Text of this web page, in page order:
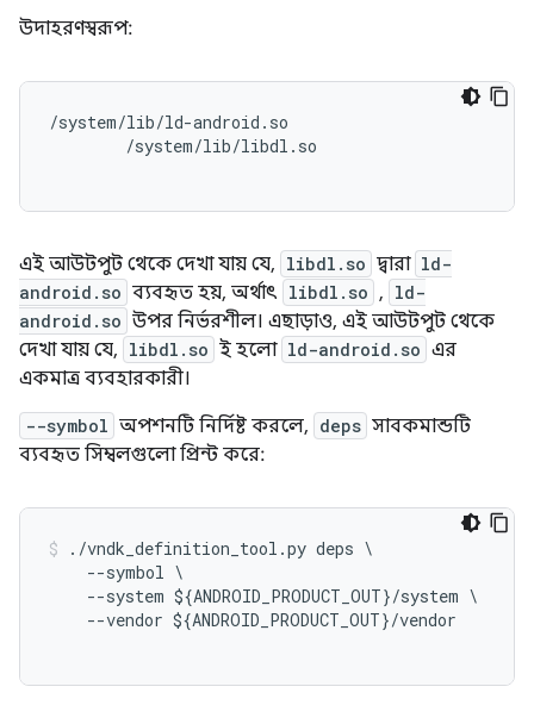
উদাহরণস্বরূপ:
/system/lib/ld-android.so
        /system/lib/libdl.so
এই আউটপুট থেকে দেখা যায় যে, libdl.so দ্বারা ld-
android.so ব্যবহৃত হয়, অর্থাৎ libdl.so , ld-
android.so উপর নির্ভরশীল। এছাড়াও, এই আউটপুট থেকে
দেখা যায় যে, libdl.so ই হলো ld-android.so এর
একমাত্র ব্যবহারকারী।
--symbol অপশনটি নির্দিষ্ট করলে, deps সাবকমান্ডটি
ব্যবহৃত সিম্বলগুলো প্রিন্ট করে:
./vndk_definition_tool .py deps \
--symbol
--system ${ANDROID_PRODUCT_OUT}/system
--vendor ${ANDROID_PRODUCT_OUT}/vendor